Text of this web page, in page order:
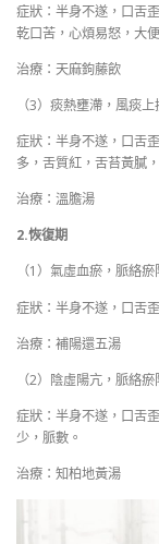
症狀：半身不遂，口舌
乾口苦，心煩易怒，大
治療：天麻鉤藤飲
（3）痰熱壅滯，風痰上
症狀：半身不遂，口舌
多，舌質紅，舌苔黃膩
治療：溫膽湯
2.恢復期
（1）氣虛血瘀，脈絡瘀
症狀：半身不遂，口舌
治療：補陽還五湯
（2）陰虛陽亢，脈絡瘀
症狀：半身不遂，口舌
少，脈數。
治療：知柏地黃湯